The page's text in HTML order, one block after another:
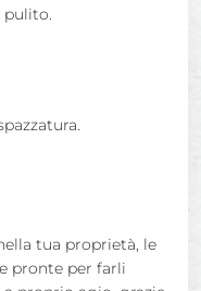
pulito.
tua proprietà, le
pronte per farli